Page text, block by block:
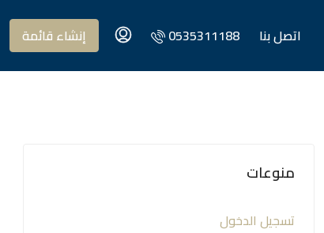
اتصل بنا 0535311188 إنشاء قائمة
منوعات
تسجيل الدخول